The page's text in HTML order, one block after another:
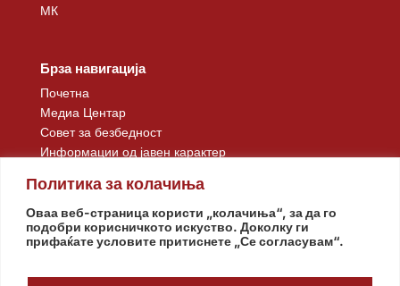
Политика за колачиња
Оваа веб-страница користи „колачиња“, за да го
подобри корисничкото искуство. Доколку ги
прифаќате условите притиснете „Се согласувам“.
МК
Брза навигација
Почетна
Медиа Центар
Совет за безбедност
Информации од јавен карактер